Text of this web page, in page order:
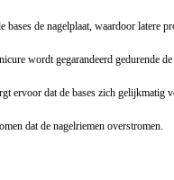
de nagelplaat, waardoor latere
wordt gegarandeerd gedurende
ervoor dat de bases zich gelijkmatig
dat de nagelriemen overstromen.